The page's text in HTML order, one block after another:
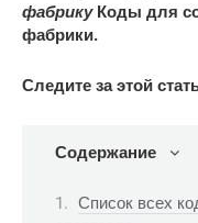
фабрикуКоды для
фабрики.
Следите за этой
Содержание
Список всех